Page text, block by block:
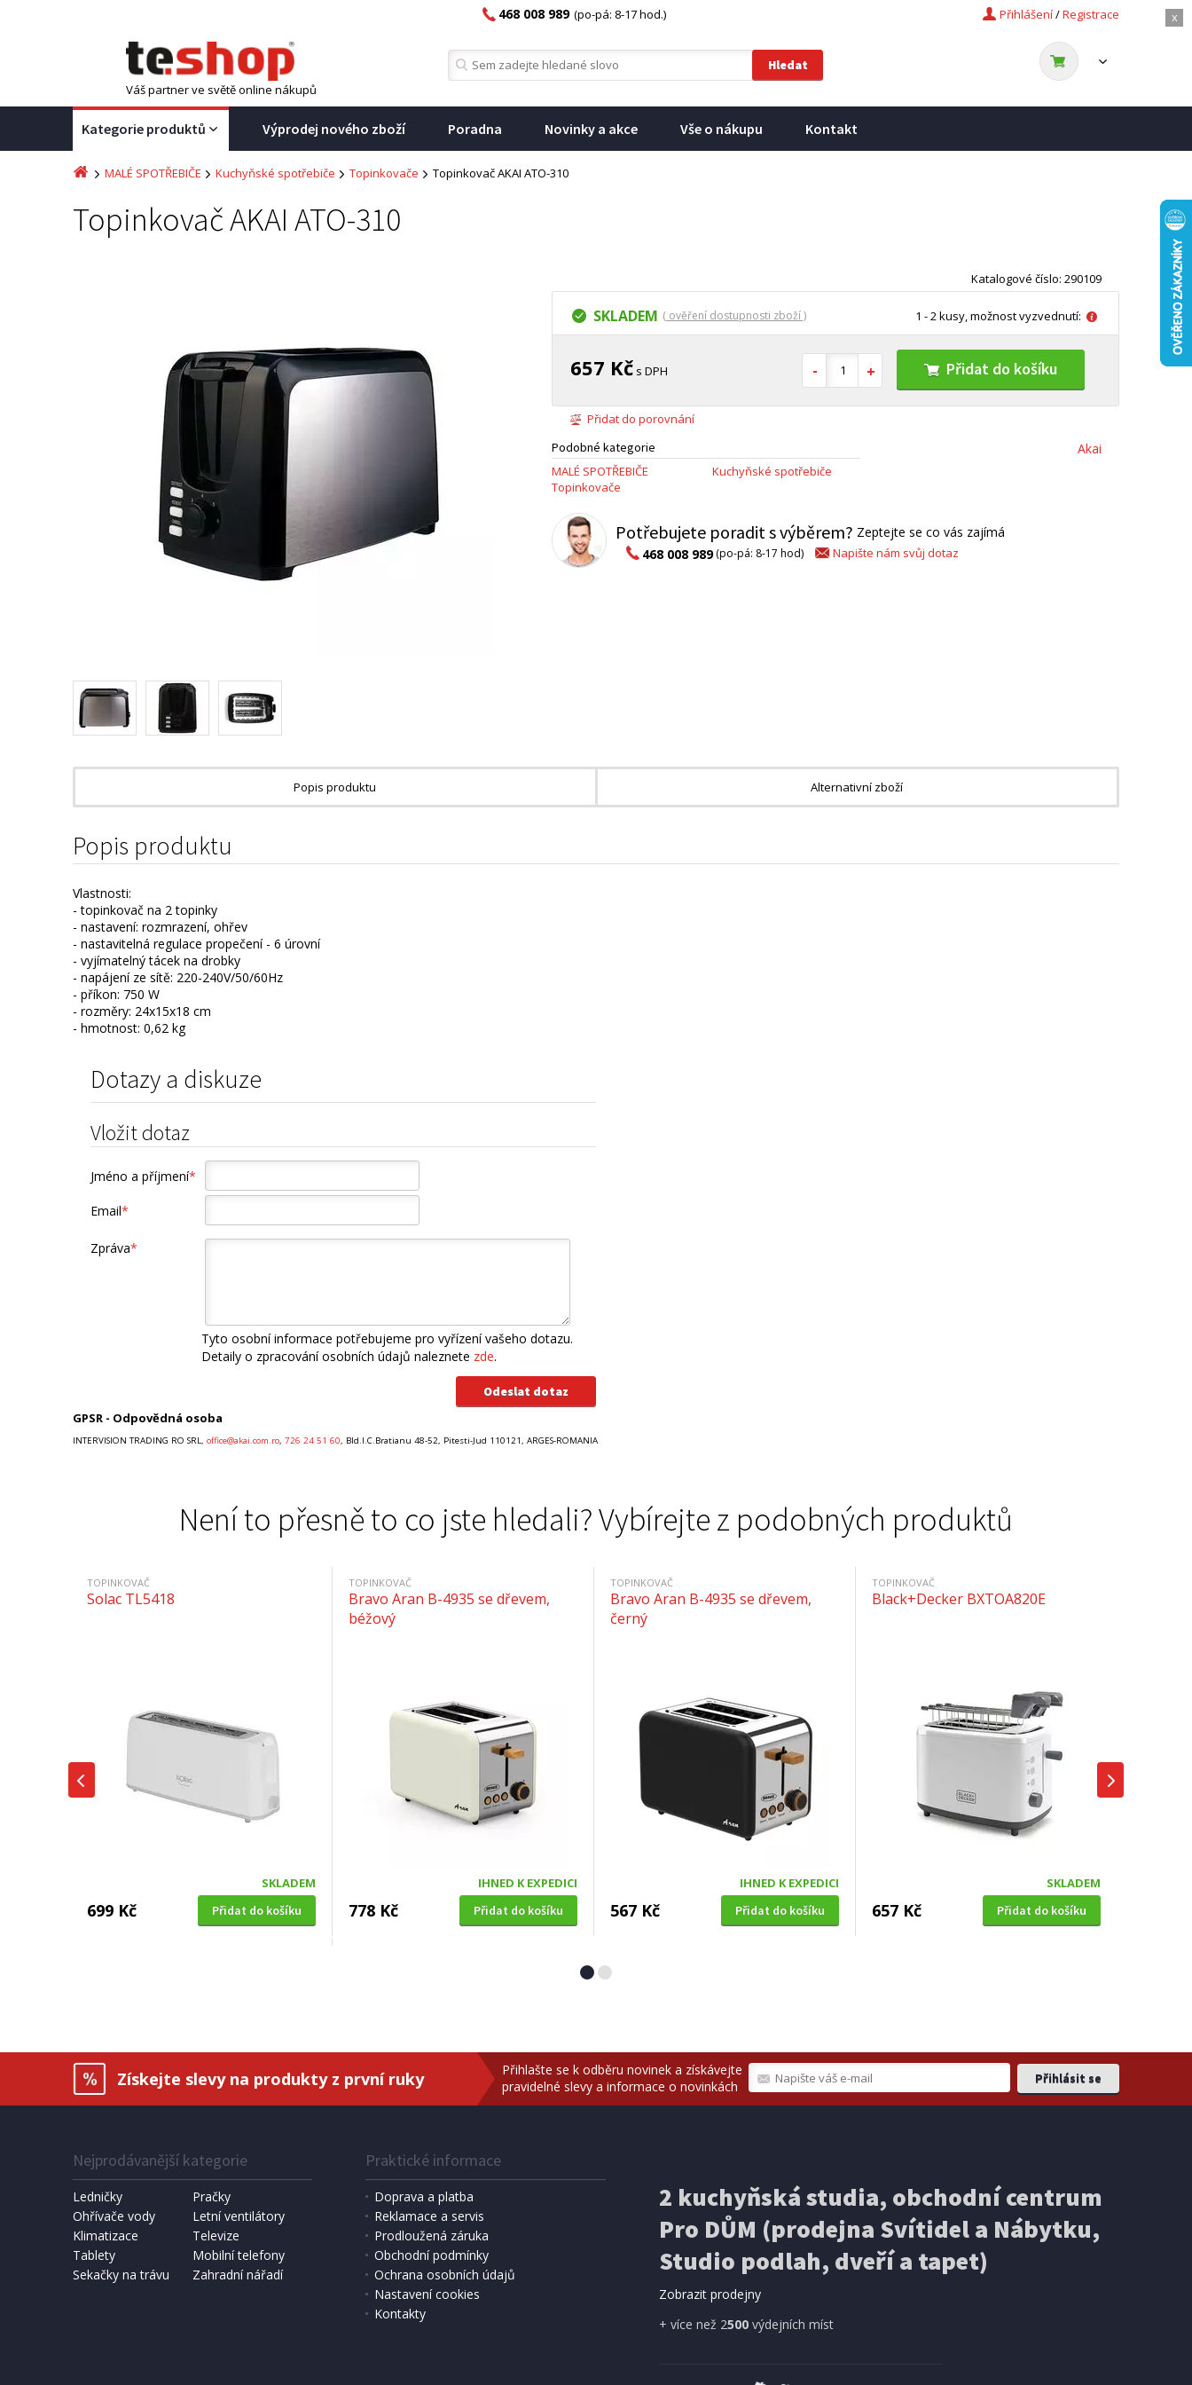
x
Registrace
/
Přihlášení
468 008 989 (po-pá: 8-17 hod.)
Váš partner ve světě online nákupů
Kategorie produktů Výprodej nového zboží Poradna Novinky a akce Vše o nákupu Kontakt
MALÉ SPOTŘEBIČE Kuchyňské spotřebiče Topinkovače Topinkovač AKAI ATO-310
Topinkovač AKAI ATO-310
Katalogové číslo: 290109
SKLADEM ( ověření dostupnosti zboží ) 1 - 2 kusy, možnost vyzvednutí:
657 Kč s DPH Přidat do košíku
Přidat do porovnání
Podobné kategorie
MALÉ SPOTŘEBIČE
Topinkovače
Kuchyňské spotřebiče
Akai
Potřebujete poradit s výběrem? Zeptejte se co vás zajímá
468 008 989(po-pá: 8-17 hod) Napište nám svůj dotaz
Popis produktu Alternativní zboží
Popis produktu
Vlastnosti:
- topinkovač na 2 topinky
- nastavení: rozmrazení, ohřev
- nastavitelná regulace propečení - 6 úrovní
- vyjímatelný tácek na drobky
- napájení ze sítě: 220-240V/50/60Hz
- příkon: 750 W
- rozměry: 24x15x18 cm
- hmotnost: 0,62 kg
Dotazy a diskuze
Vložit dotaz
Jméno a příjmení*
Email*
Zpráva*
Tyto osobní informace potřebujeme pro vyřízení vašeho dotazu.
Detaily o zpracování osobních údajů naleznete zde.
GPSR - Odpovědná osoba
INTERVISION TRADING RO SRL, office@akai.com.ro, 726 24 51 60, Bld.I.C.Bratianu 48-52, Pitesti-Jud 110121, ARGES-ROMANIA
Není to přesně to co jste hledali? Vybírejte z podobných produktů
TOPINKOVAČ
Solac TL5418
SKLADEM
699 Kč Přidat do košíku
TOPINKOVAČ
Bravo Aran B-4935 se dřevem,
béžový
IHNED K EXPEDICI
778 Kč Přidat do košíku
TOPINKOVAČ
Bravo Aran B-4935 se dřevem,
černý
IHNED K EXPEDICI
567 Kč Přidat do košíku
TOPINKOVAČ
Black+Decker BXTOA820E
SKLADEM
657 Kč Přidat do košíku
SKLADEM
699 Kč Přidat do košíku
Získejte slevy na produkty z první ruky
Přihlašte se k odběru novinek a získávejte
pravidelné slevy a informace o novinkách
Nejprodávanější kategorie
Ledničky
Pračky
Ohřívače vody
Letní ventilátory
Klimatizace
Televize
Tablety
Mobilní telefony
Sekačky na trávu
Zahradní nářadí
Praktické informace
Doprava a platba
Reklamace a servis
Prodloužená záruka
Obchodní podmínky
Ochrana osobních údajů
Nastavení cookies
Kontakty
2 kuchyňská studia, obchodní centrum
Pro DŮM (prodejna Svítidel a Nábytku,
Studio podlah, dveří a tapet)
Zobrazit prodejny
+ více než 2500výdejních míst